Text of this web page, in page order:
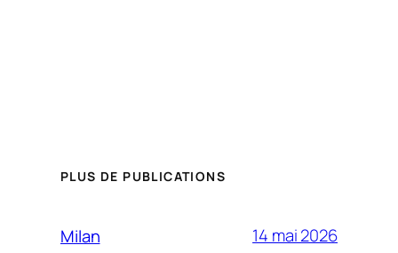
PLUS DE PUBLICATIONS
Milan 14 mai 2026